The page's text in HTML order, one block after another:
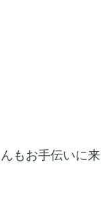
もお手伝いに来